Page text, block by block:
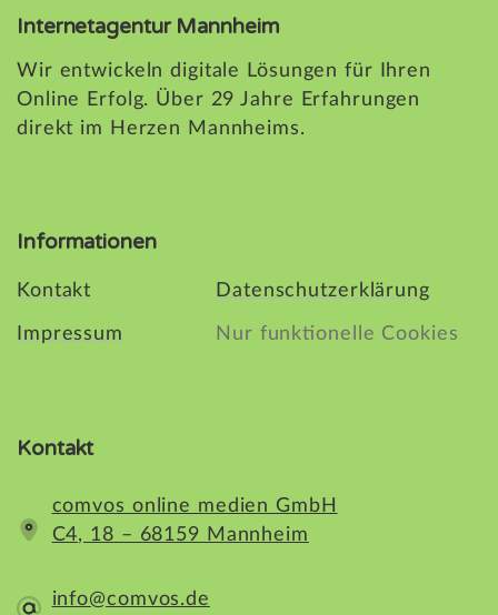
Internetagentur Mannheim
Wir entwickeln digitale Lösungen für Ihren
Online Erfolg. Über 29 Jahre Erfahrungen
direkt im Herzen Mannheims.
Informationen
Kontakt
Impressum
Datenschutzerklärung
Nur funktionelle Cookies
Kontakt
comvos online medien GmbH
C4, 18 – 68159 Mannheim
info@comvos.de